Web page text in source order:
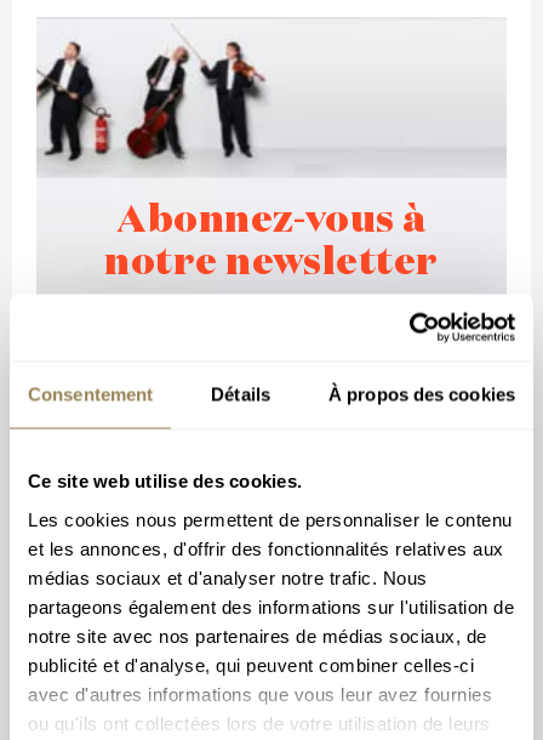
Consentement Détails À propos des cookies
Ce site web utilise des cookies.
Les cookies nous permettent de personnaliser le contenu
et les annonces, d'offrir des fonctionnalités relatives aux
médias sociaux et d'analyser notre trafic. Nous
partageons également des informations sur l'utilisation de
notre site avec nos partenaires de médias sociaux, de
publicité et d'analyse, qui peuvent combiner celles-ci
avec d'autres informations que vous leur avez fournies
ou qu'ils ont collectées lors de votre utilisation de leurs
Abonnez-vous à
notre newsletter
Obtenez chaque mois des informations
sur nos programmes.